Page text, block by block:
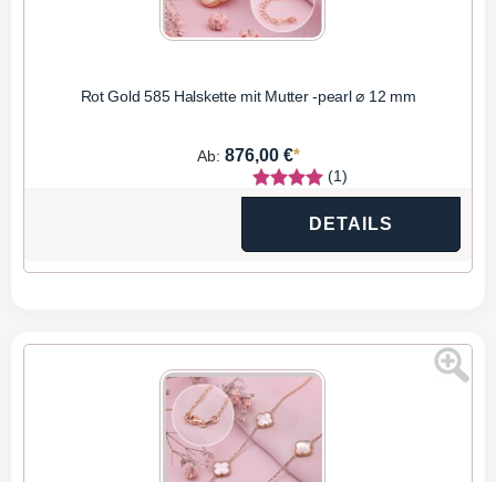
Rot Gold 585 Halskette mit Mutter -pearl ⌀ 12 mm
Ab: 876,00 €*
(1)
DETAILS